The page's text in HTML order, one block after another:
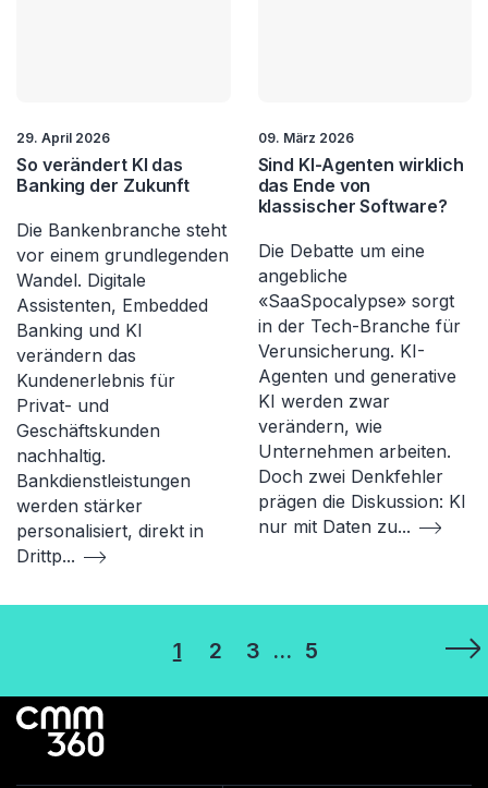
29. April 2026
So verändert KI das
Banking der Zukunft
Die Bankenbranche steht
vor einem grundlegenden
Wandel. Digitale
Assistenten, Embedded
Banking und KI
verändern das
Kundenerlebnis für
Privat- und
Geschäftskunden
nachhaltig.
Bankdienstleistungen
werden stärker
personalisiert, direkt in
Drittp...
09. März 2026
Sind KI-Agenten wirklich
das Ende von
klassischer Software?
Die Debatte um eine
angebliche
«SaaSpocalypse» sorgt
in der Tech-Branche für
Verunsicherung. KI-
Agenten und generative
KI werden zwar
verändern, wie
Unternehmen arbeiten.
Doch zwei Denkfehler
prägen die Diskussion: KI
nur mit Daten zu...
Seitennummerierung
der
Beiträge
1 2 3 … 5